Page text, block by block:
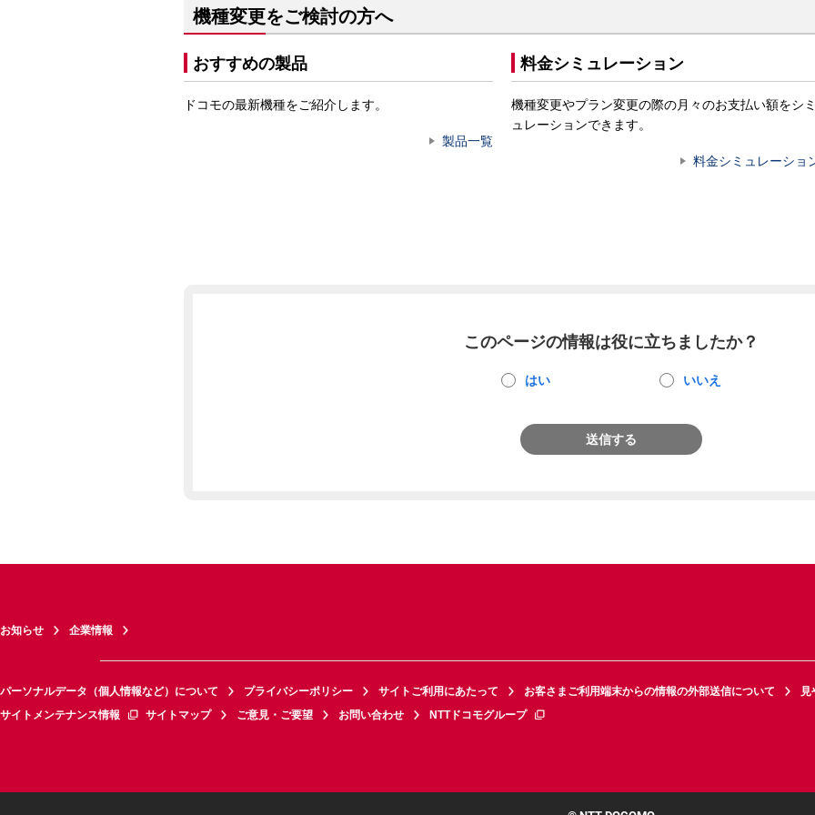
機種変更をご検討の方へ
おすすめの製品
ドコモの最新機種をご紹介します。
製品一覧
料金シミュレーション
機種変更やプラン変更の際の月々のお支払い額をシ
ュレーションできます。
料金シミュレーショ
このページの情報は役に立ちましたか？
はい いいえ
送信する
お知らせ 企業情報
パーソナルデータ（個人情報など）について プライバシーポリシー サイトご利用にあたって お客さまご利用端末からの情報の外部送信について
見
サイトメンテナンス情報
サイトマップ ご意見・ご要望 お問い合わせ NTTドコモグループ